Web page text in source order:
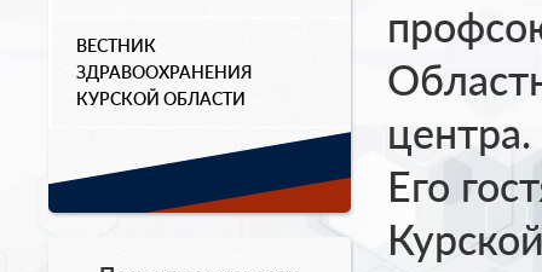
ВЕСТНИК
ЗДРАВООХРАНЕНИЯ
КУРСКОЙ ОБЛАСТИ
центра.
Его